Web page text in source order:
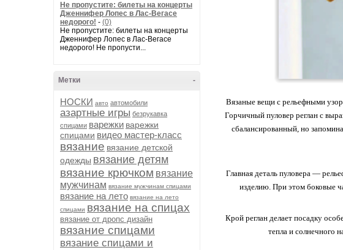
Не пропустите: билеты на концерты
Дженнифер Лопес в Лас-Вегасе
недорого! - (0)
Не пропустите: билеты на концерты
Дженнифер Лопес в Лас-Вегасе
недорого! Не пропусти...
-
Метки
НОСКИ авто автомобили
азартные игры безрукавка
спицами варежки варежки
спицами видео мастер-класс
вязание вязание детской
одежды вязание детям
вязание крючком вязание
мужчинам вязание мужчинам спицами
вязание на лето вязание на лето
спицами вязание на спицах
вязание от дропс дизайн
вязание спицами
вязание спицами и
Вязаные вещи с рельефными
Горчичный пуловер реглан с
сбалансированный, но
Главнаядетальпуловера—
изделию. При этом боковые
Кройрегланделаетпосадку
тепла и солнечного